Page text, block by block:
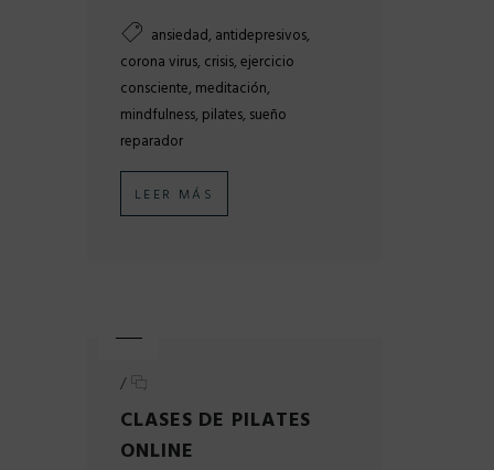
ansiedad, antidepresivos,
corona virus, crisis,ejercicio
consciente, meditación,
mindfulness, pilates, sueño
reparador
LEER MÁS
/
CLASES DE PILATES
ONLINE